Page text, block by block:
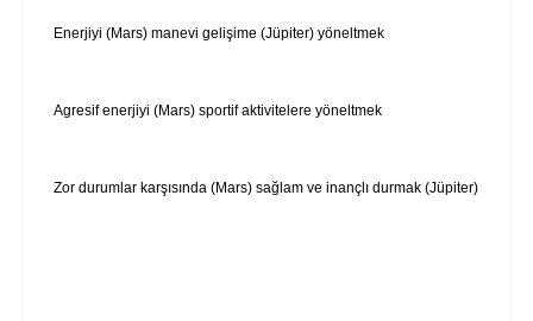
Enerjiyi (Mars) manevi gelişime (Jüpiter) yöneltmek
Agresif enerjiyi (Mars) sportif aktivitelere yöneltmek
Zor durumlar karşısında (Mars) sağlam ve inançlı durmak (Jüpiter)